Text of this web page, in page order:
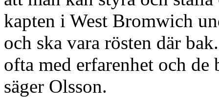
kapten i West Bromwich
och ska vara rösten där
ofta med erfarenhet och
säger Olsson.